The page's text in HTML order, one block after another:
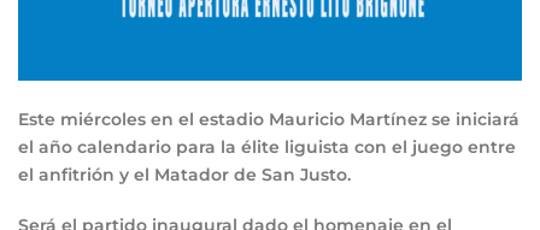
Este miércoles en el estadio Mauricio Martínez se iniciará
el año calendario para la élite liguista con el juego entre
el anfitrión y el Matador de San Justo.
Será el partido inaugural dado el homenaje en el